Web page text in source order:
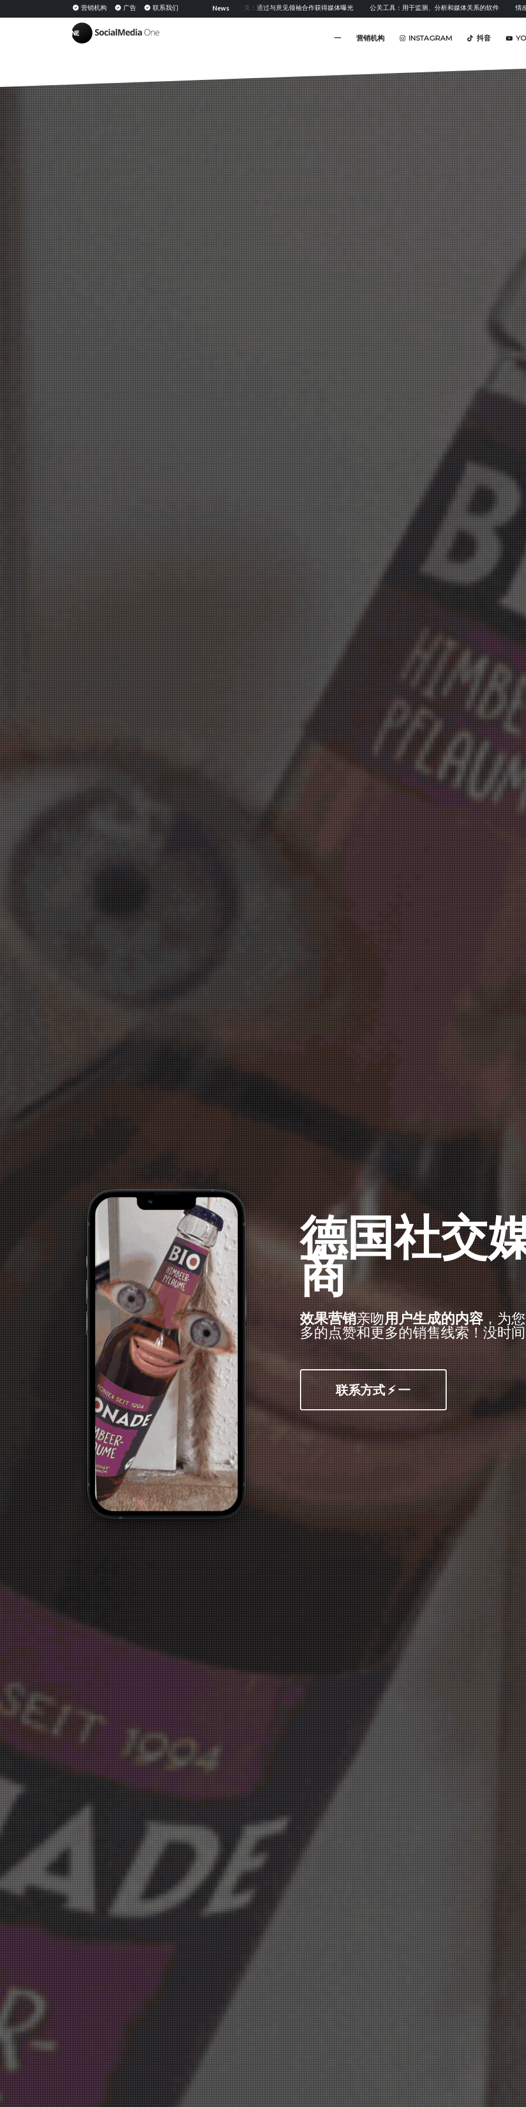
营销机构 广告 联系我们 News
共享媒体：定义、意义及在 PESO 模型中的策略 网红公关：通过与意见领袖合作获得媒体曝光 公关工具：用于监测、分析和媒体关系的软件 情感分析：定义、方法及
一 营销机构 INSTAGRAM 抖音
德国社交
商
效果营销亲吻用户生成的内容，为
多的点赞和更多的销售线索！没时
联系方式 ⚡ 一